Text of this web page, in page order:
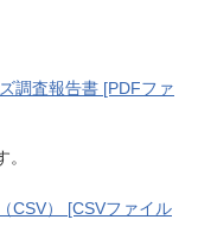
調査報告書 [PDFファ
CSV） [CSVファイル